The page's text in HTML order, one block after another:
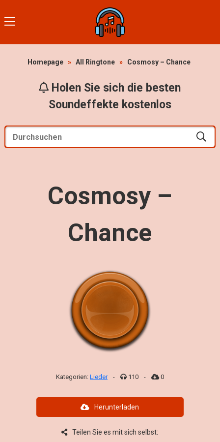
Homepage » All Ringtone » Cosmosy – Chance
Holen Sie sich die besten
Soundeffekte kostenlos
Cosmosy –
Chance
Kategorien: Lieder - 110 - 0
Herunterladen
Teilen Sie es mit sich selbst: